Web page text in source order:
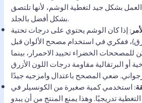
بشكل جيد لتغطية الوشم، لأنها تلتصق
بشكل أفضل بالجلد.
: إذا كان الوشم يحتوي على درجات تحتية
ففكري في استخدام مصحح الألوان قبل
الخضراء تحييد الاحمرار، بينما
البرتقالية مقاومة درجات اللون الأزرق
: استخدمي كمية صغيرة من الكونسيلر في
تدريجيًا. وهذا يمنع المنتج من أن يبدو